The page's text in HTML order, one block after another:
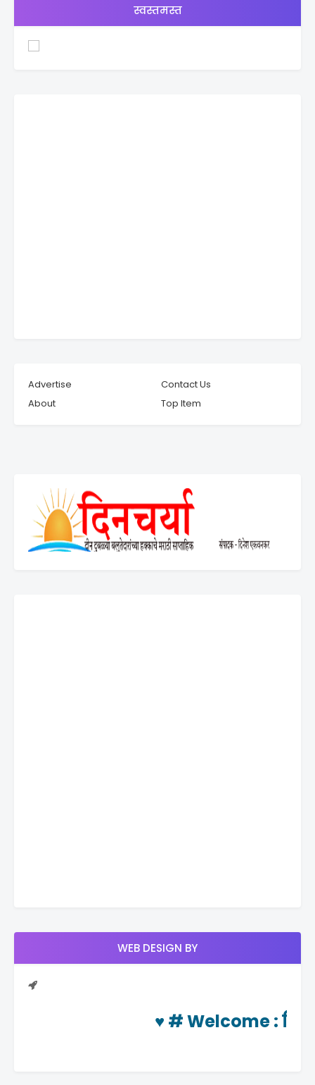
स्वस्तमस्त
Advertise
Contact Us
About
Top Item
WEB DESIGN BY
Welcome: